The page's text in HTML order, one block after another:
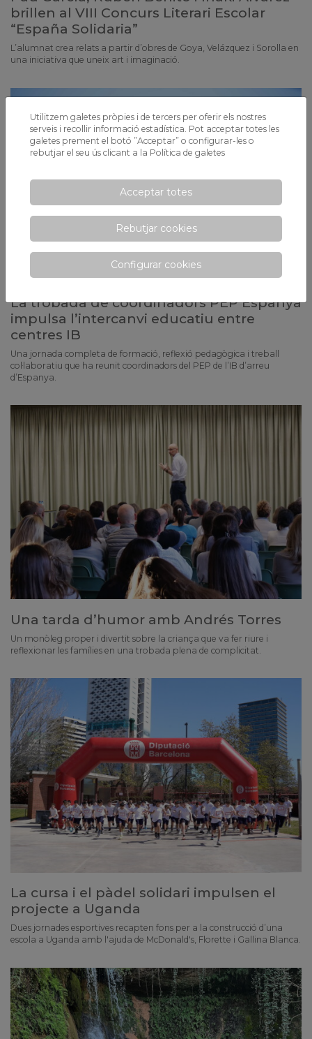
brillen al VIII Concurs Literari Escolar
“España Solidaria”
L’alumnat crea relats a partir d’obres de Goya, Velázquez i Sorolla en
una iniciativa que uneix art i imaginació.
La trobada de coordinadors PEP Espanya
impulsa l’intercanvi educatiu entre
centres IB
Una jornada completa de formació, reflexió pedagògica i treball
col·laboratiu que ha reunit coordinadors del PEP de l’IB d’arreu
d’Espanya.
Una tarda d’humor amb Andrés Torres
Un monòleg proper i divertit sobre la criança que va fer riure i
reflexionar les famílies en una trobada plena de complicitat.
La cursa i el pàdel solidari impulsen el
projecte a Uganda
Dues jornades esportives recapten fons per a la construcció d’una
escola a Uganda amb l'ajuda de McDonald's, Florette i Gallina Blanca.
Utilitzem galetes pròpies i de tercers per oferir els nostres
serveis i recollir informació estadística. Pot acceptar totes les
galetes prement el botó ”Acceptar” o configurar-les o
rebutjar el seu ús clicant a la Política de galetes
Acceptar totes
Rebutjar cookies
Configurar cookies